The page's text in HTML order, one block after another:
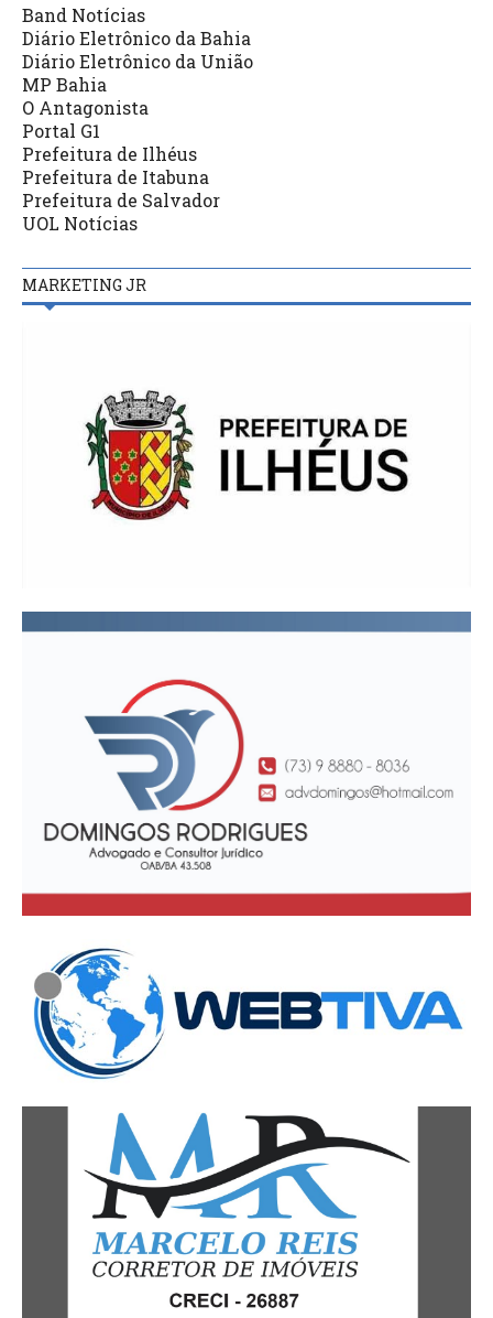
Band Notícias
Diário Eletrônico da Bahia
Diário Eletrônico da União
MP Bahia
O Antagonista
Portal G1
Prefeitura de Ilhéus
Prefeitura de Itabuna
Prefeitura de Salvador
UOL Notícias
MARKETING JR